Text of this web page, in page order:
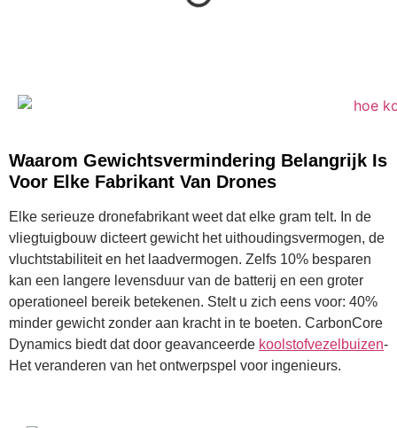
Waarom Gewichtsvermindering Belangrijk Is
Voor Elke Fabrikant Van Drones
Elke serieuze dronefabrikant weet dat elke gram telt. In de
vliegtuigbouw dicteert gewicht het uithoudingsvermogen, de
vluchtstabiliteit en het laadvermogen. Zelfs 10% besparen
kan een langere levensduur van de batterij en een groter
operationeel bereik betekenen. Stelt u zich eens voor: 40%
minder gewicht zonder aan kracht in te boeten. CarbonCore
Dynamics biedt dat door geavanceerde koolstofvezelbuizen-
Het veranderen van het ontwerpspel voor ingenieurs.